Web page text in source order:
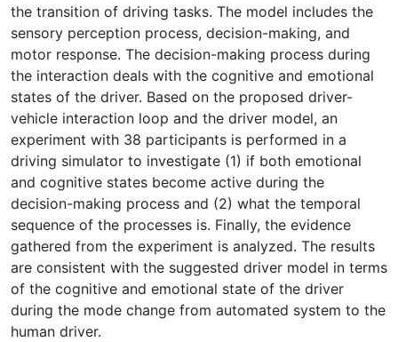
the transition of driving tasks. The model includes the
sensory perception process, decision-making, and
motor response. The decision-making process during
the interaction deals with the cognitive and emotional
states of the driver. Based on the proposed driver-
vehicle interaction loop and the driver model, an
experiment with 38 participants is performed in a
driving simulator to investigate (1) if both emotional
and cognitive states become active during the
decision-making process and (2) what the temporal
sequence of the processes is. Finally, the evidence
gathered from the experiment is analyzed. The results
are consistent with the suggested driver model in terms
of the cognitive and emotional state of the driver
during the mode change from automated system to the
human driver.